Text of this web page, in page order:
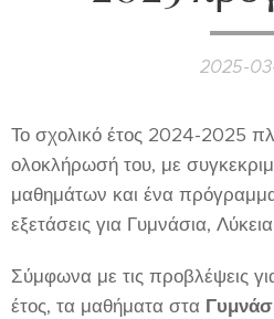
2025-
Το σχολικό έτος 2024-2025
ολοκλήρωσή του, με
μαθημάτων και ένα πρόγραμμα
εξετάσεις για Γυμνάσια,
Σύμφωνα με τις προβλέψεις
έτος, τα μαθήματα στα